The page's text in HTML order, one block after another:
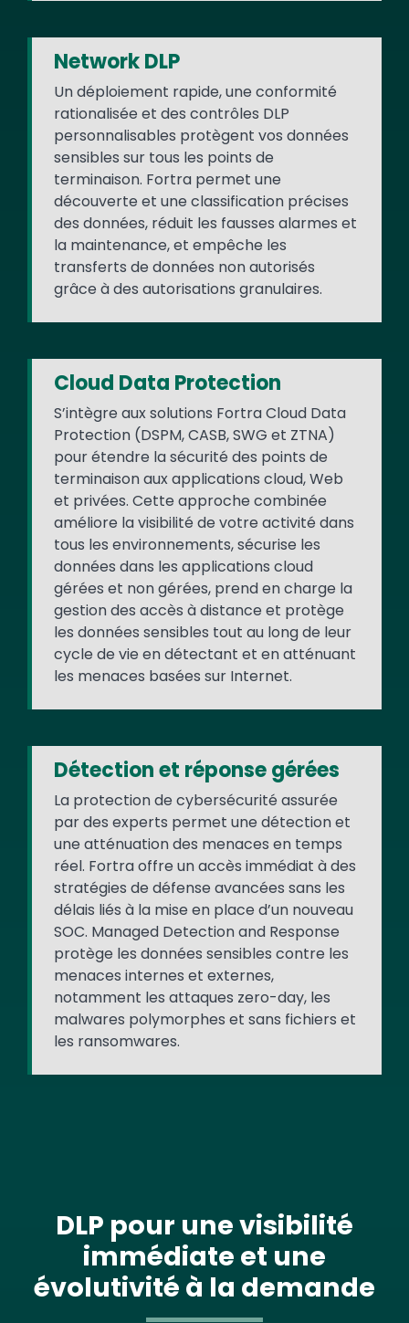
Network DLP
Un déploiement rapide, une conformité
rationalisée et des contrôles DLP
personnalisables protègent vos données
sensibles sur tous les points de
terminaison. Fortra permet une
découverte et une classification précises
des données, réduit les fausses alarmes et
la maintenance, et empêche les
transferts de données non autorisés
grâce à des autorisations granulaires.
Cloud Data Protection
S’intègre aux solutions Fortra Cloud Data
Protection (DSPM, CASB, SWG et ZTNA)
pour étendre la sécurité des points de
terminaison aux applications cloud, Web
et privées. Cette approche combinée
améliore la visibilité de votre activité dans
tous les environnements, sécurise les
données dans les applications cloud
gérées et non gérées, prend en charge la
gestion des accès à distance et protège
les données sensibles tout au long de leur
cycle de vie en détectant et en atténuant
les menaces basées sur Internet.
Détection et réponse gérées
La protection de cybersécurité assurée
par des experts permet une détection et
une atténuation des menaces en temps
réel. Fortra offre un accès immédiat à des
stratégies de défense avancées sans les
délais liés à la mise en place d’un nouveau
SOC. Managed Detection and Response
protège les données sensibles contre les
menaces internes et externes,
notamment les attaques zero-day, les
malwares polymorphes et sans fichiers et
les ransomwares.
DLP pour une visibilité
immédiate et une
évolutivité à la demande